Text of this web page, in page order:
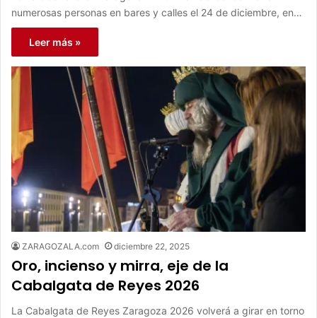
numerosas personas en bares y calles el 24 de diciembre, en…
Leer más »
ZARAGOZALA.com diciembre 22, 2025
Oro, incienso y mirra, eje de la
Cabalgata de Reyes 2026
La Cabalgata de Reyes Zaragoza 2026 volverá a girar en torno